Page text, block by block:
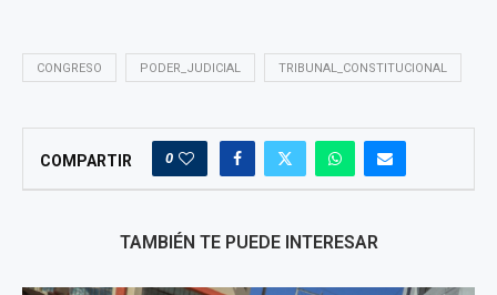
CONGRESO PODER_JUDICIAL TRIBUNAL_CONSTITUCIONAL
COMPARTIR 0
TAMBIÉN TE PUEDE INTERESAR